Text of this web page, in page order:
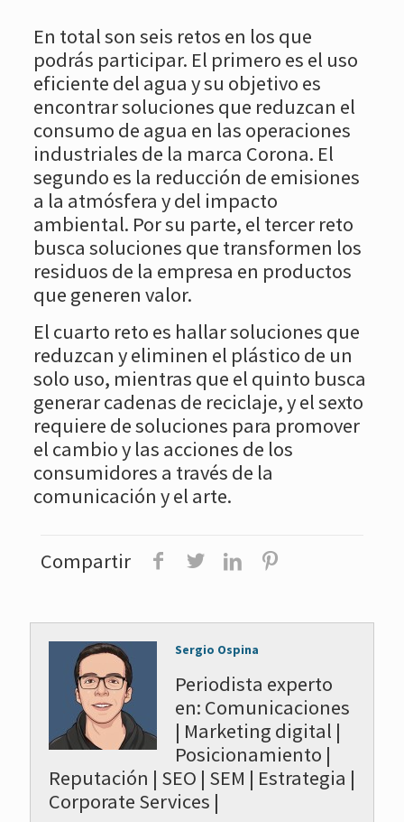
En total son seis retos en los que
podrás participar. El primero es el uso
eficiente del agua y su objetivo es
encontrar soluciones que reduzcan el
consumo de agua en las operaciones
industriales de la marca Corona. El
segundo es la reducción de emisiones
a la atmósfera y del impacto
ambiental. Por su parte, el tercer reto
busca soluciones que transformen los
residuos de la empresa en productos
que generen valor.
El cuarto reto es hallar soluciones que
reduzcan y eliminen el plástico de un
solo uso, mientras que el quinto busca
generar cadenas de reciclaje, y el sexto
requiere de soluciones para promover
el cambio y las acciones de los
consumidores a través de la
comunicación y el arte.
Compartir
Sergio Ospina
Periodista experto
en: Comunicaciones
| Marketing digital |
Posicionamiento |
Reputación | SEO | SEM | Estrategia |
Corporate Services |